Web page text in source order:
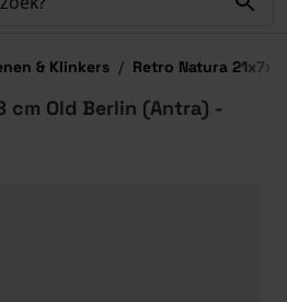
& Klinkers / Retro Natura 21x7x8
cm Old Berlin (Antra) -